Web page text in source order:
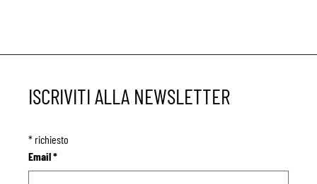
ISCRIVITI ALLA NEWSLETTER
* richiesto
Email*